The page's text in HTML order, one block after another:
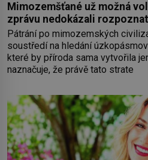
Mimozemšťané už možná
zprávu nedokázali rozpoznat
Pátrání po mimozemských
soustředí na hledání
které by příroda sama vytvořila
naznačuje, že právě tato strate